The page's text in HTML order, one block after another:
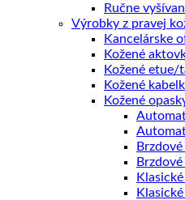
Ručne
Výrobky z pravej
Kancelárske
Kožené
Kožené etue/
Kožené
Kožené